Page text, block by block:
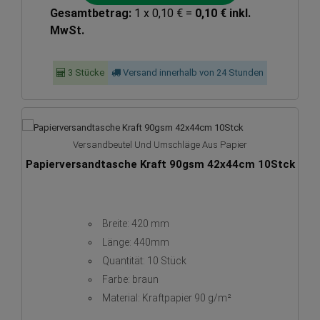
Gesamtbetrag: 1 x 0,10 € = 0,10 € inkl.
MwSt.
3 Stücke Versand innerhalb von 24 Stunden
Versandbeutel Und Umschläge Aus Papier
Papierversandtasche Kraft 90gsm 42x44cm 10Stck
Breite: 420 mm
Länge: 440mm
Quantität: 10 Stück
Farbe: braun
Material: Kraftpapier 90 g/m²